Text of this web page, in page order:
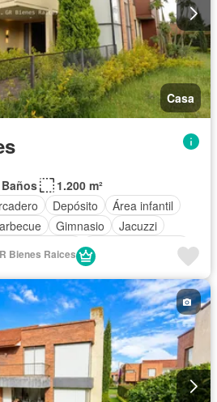
Casa
1.200 m²
Depósito
Área infantil
Gimnasio
Jacuzzi
Cuarto de servicio
Bienes Raices